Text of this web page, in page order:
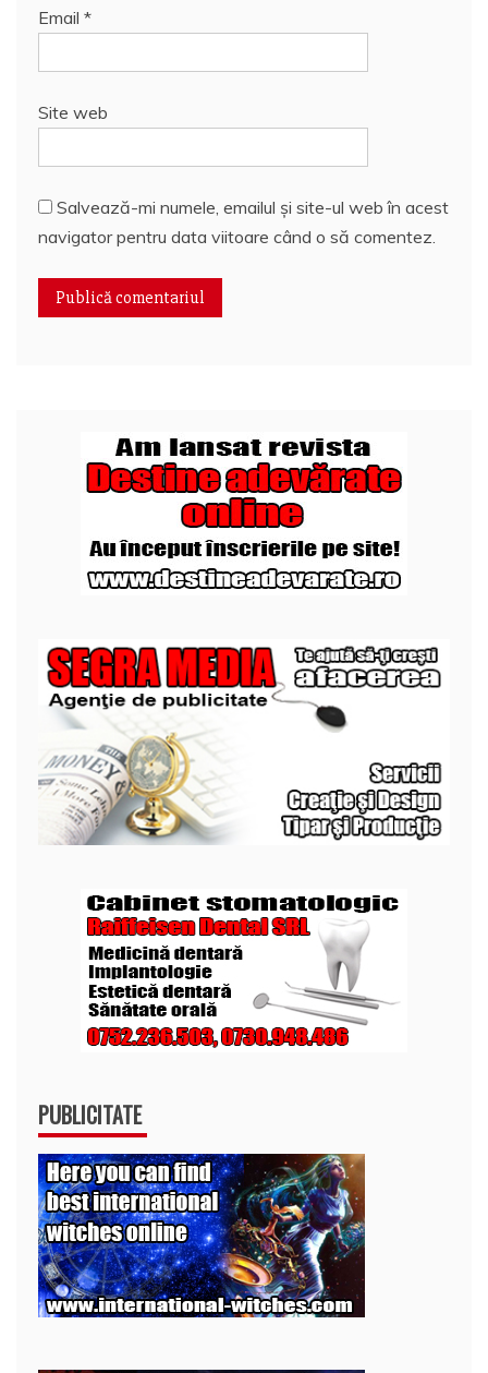
Email *
Site web
Salvează-mi numele, emailul și site-ul web în acest
navigator pentru data viitoare când o să comentez.
PUBLICITATE